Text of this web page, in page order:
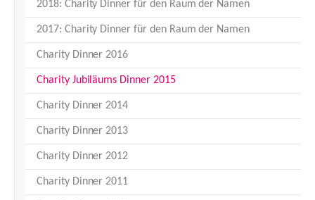
2018: Charity Dinner für den Raum der Namen
2017: Charity Dinner für den Raum der Namen
Charity Dinner 2016
Charity Jubiläums Dinner 2015(current)
Charity Dinner 2014
Charity Dinner 2013
Charity Dinner 2012
Charity Dinner 2011